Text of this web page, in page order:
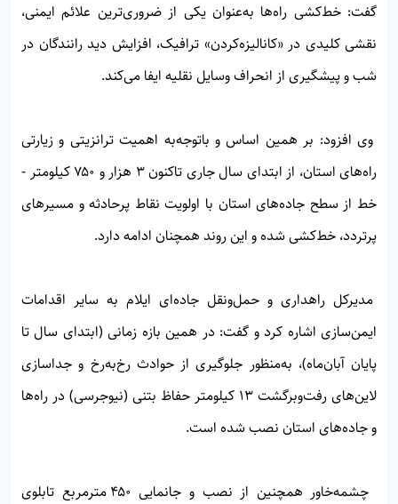
گفت: خط‌کشی راه‌ها به‌عنوان یکی از ضروری‌ترین علائم ایمنی،
نقشی کلیدی در «کانالیزه‌کردن» ترافیک، افزایش دید رانندگان در
شب و پیشگیری از انحراف وسایل نقلیه ایفا می‌کند.
وی افزود: بر همین اساس و باتوجه‌به اهمیت ترانزیتی و زیارتی
راه‌های استان، از ابتدای سال جاری تاکنون ۳ هزار و ۷۵۰ کیلومتر -
خط از سطح جاده‌های استان با اولویت نقاط پرحادثه و مسیرهای
پرتردد، خط‌کشی شده و این روند همچنان ادامه دارد.
مدیرکل راهداری و حمل‌ونقل جاده‌ای ایلام به سایر اقدامات
ایمن‌سازی اشاره کرد و گفت: در همین بازه زمانی (ابتدای سال تا
پایان آبان‌ماه)، به‌منظور جلوگیری از حوادث رخ‌به‌رخ و جداسازی
لاین‌های رفت‌وبرگشت ۱۳ کیلومتر حفاظ بتنی (نیوجرسی) در راه‌ها
و جاده‌های استان نصب شده است.
چشمه‌خاور همچنین از نصب و جانمایی ۴۵۰ مترمربع تابلوی